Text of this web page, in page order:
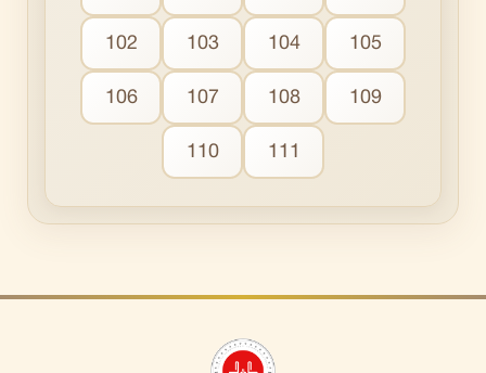
102 103 104 105
106 107 108 109
110 111